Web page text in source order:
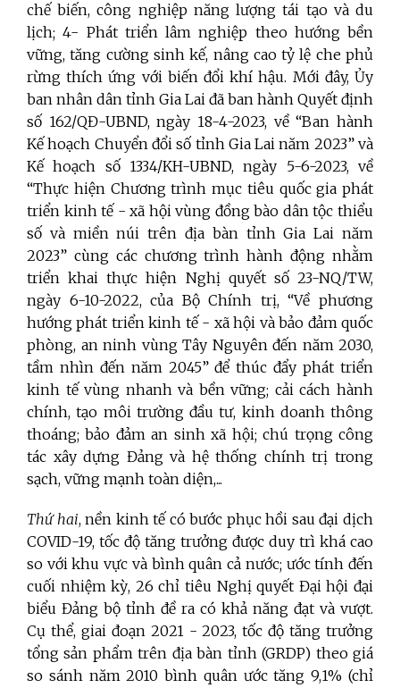
chế biến, công nghiệp năng lượng tái tạo và du
lịch; 4- Phát triển lâm nghiệp theo hướng bền
vững, tăng cường sinh kế, nâng cao tỷ lệ che phủ
rừng thích ứng với biến đổi khí hậu. Mới đây, Ủy
ban nhân dân tỉnh Gia Lai đã ban hành Quyết định
số 162/QĐ-UBND, ngày 18-4-2023, về “Ban hành
Kế hoạch Chuyển đổi số tỉnh Gia Lai năm 2023” và
Kế hoạch số 1334/KH-UBND, ngày 5-6-2023, về
“Thực hiện Chương trình mục tiêu quốc gia phát
triển kinh tế - xã hội vùng đồng bào dân tộc thiểu
số và miền núi trên địa bàn tỉnh Gia Lai năm
2023” cùng các chương trình hành động nhằm
triển khai thực hiện Nghị quyết số 23-NQ/TW,
ngày 6-10-2022, của Bộ Chính trị, “Về phương
hướng phát triển kinh tế - xã hội và bảo đảm quốc
phòng, an ninh vùng Tây Nguyên đến năm 2030,
tầm nhìn đến năm 2045” để thúc đẩy phát triển
kinh tế vùng nhanh và bền vững; cải cách hành
chính, tạo môi trường đầu tư, kinh doanh thông
thoáng; bảo đảm an sinh xã hội; chú trọng công
tác xây dựng Đảng và hệ thống chính trị trong
sạch, vững mạnh toàn diện,...
Thứ hai, nền kinh tế có bước phục hồi sau đại dịch
COVID-19, tốc độ tăng trưởng được duy trì khá cao
so với khu vực và bình quân cả nước; ước tính đến
cuối nhiệm kỳ, 26 chỉ tiêu Nghị quyết Đại hội đại
biểu Đảng bộ tỉnh đề ra có khả năng đạt và vượt.
Cụ thể, giai đoạn 2021 - 2023, tốc độ tăng trưởng
tổng sản phẩm trên địa bàn tỉnh (GRDP) theo giá
so sánh năm 2010 bình quân ước tăng 9,1% (chỉ